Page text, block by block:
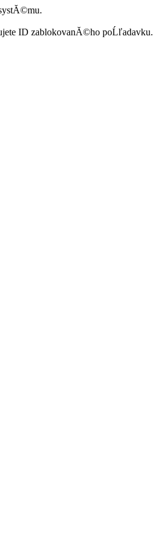
ID zablokovanĂ©ho poĹľadavku.